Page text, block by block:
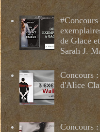
de Glace
Sarah J.
Concours
d'Alice
Concours